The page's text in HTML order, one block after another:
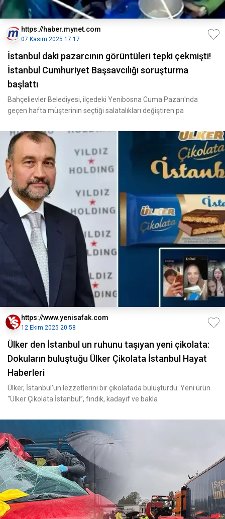
https://haber.mynet.com
07 Kasım 2025 17:17
İstanbul daki pazarcının görüntüleri tepki çekmişti!
İstanbul Cumhuriyet Başsavcılığı soruşturma
başlattı
Bahçelievler Belediyesi, ilçedeki Yenibosna Cuma Pazarı'nda
geçen hafta müşterinin seçtiği salatalıkları değiştiren pa
https://www.yenisafak.com
12 Ekim 2025 20:58
Ülker den İstanbul un ruhunu taşıyan yeni çikolata:
Dokuların buluştuğu Ülker Çikolata İstanbul Hayat
Haberleri
Ülker, İstanbul’un lezzetlerini bir çikolatada buluşturdu. Yeni ürün
“Ülker Çikolata İstanbul”, fındık, kadayıf ve bakla